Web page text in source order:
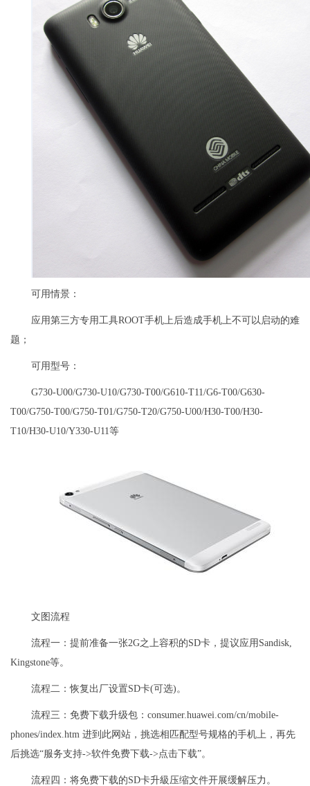
可用情景：
应用第三方专用工具ROOT手机上后造成手机上不可以启动的难
题；
可用型号：
G730-U00/G730-U10/G730-T00/G610-T11/G6-T00/G630-
T00/G750-T00/G750-T01/G750-T20/G750-U00/H30-T00/H30-
T10/H30-U10/Y330-U11等
文图流程
流程一：提前准备一张2G之上容积的SD卡，提议应用Sandisk,
Kingstone等。
流程二：恢复出厂设置SD卡(可选)。
流程三：免费下载升级包：consumer.huawei.com/cn/mobile-
phones/index.htm 进到此网站，挑选相匹配型号规格的手机上，再先
后挑选“服务支持->软件免费下载->点击下载”。
流程四：将免费下载的SD卡升級压缩文件开展缓解压力。